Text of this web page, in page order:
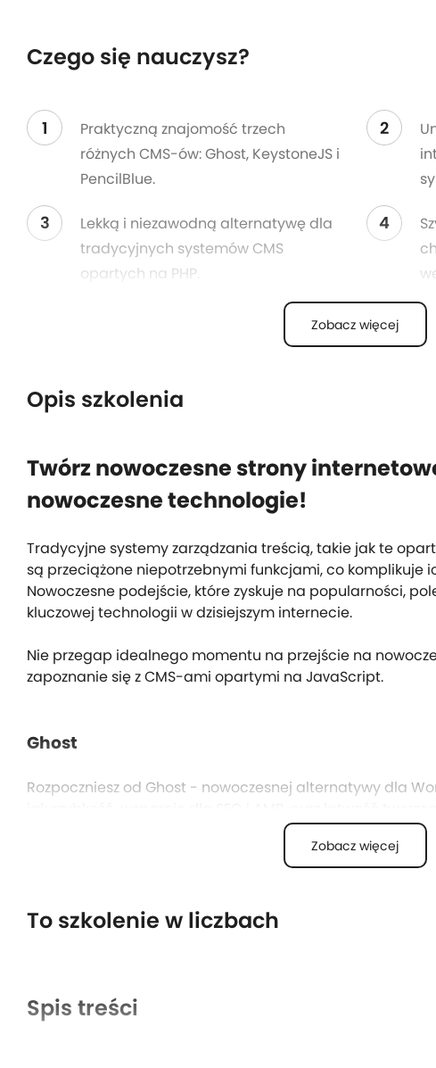
Czego się nauczysz?
1
Praktyczną znajomość trzech
różnych CMS-ów: Ghost, KeystoneJS i
PencilBlue.
2
3
Lekką i niezawodną alternatywę dla
tradycyjnych systemów CMS
opartych na PHP.
4
Możliwość łatwego tworzenia stron
6
7
Solidne fundamenty do tworzenia
niestandardowymi funkcjami.
Wiedzę o implemen
Zobacz więcej
Opis szkolenia
Twórz nowoczesne strony
nowoczesne technologie!
Tradycyjne systemy zarządzania treścią, takie jak te
są przeciążone niepotrzebnymi funkcjami, co komplikuje
Nowoczesne podejście, które zyskuje na popularności,
kluczowej technologii w dzisiejszym internecie.
Nie przegap idealnego momentu na przejście na
zapoznanie się z CMS-ami opartymi na JavaScript.
Ghost
Rozpoczniesz od Ghost - nowoczesnej alternatywy dla
po kroku przenosić stronę z instalacji lokalnej na serwer
Zobacz więcej
To szkolenie w liczbach
Spis treści